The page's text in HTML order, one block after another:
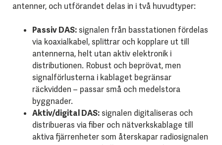
antenner, och utförandet delas in i två huvudtyper:
Passiv DAS:signalen från basstationen fördelas
via koaxialkabel, splittrar och kopplare ut till
antennerna, helt utan aktiv elektronik i
distributionen. Robust och beprövat, men
signalförlusterna i kablaget begränsar
räckvidden – passar små och medelstora
byggnader.
Aktiv/digital DAS:signalen digitaliseras och
distribueras via fiber och nätverkskablage till
aktiva fjärrenheter som återskapar radiosignalen